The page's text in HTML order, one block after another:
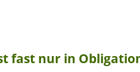
fast nur in